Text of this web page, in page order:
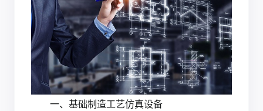
一、基础制造工艺仿真设备